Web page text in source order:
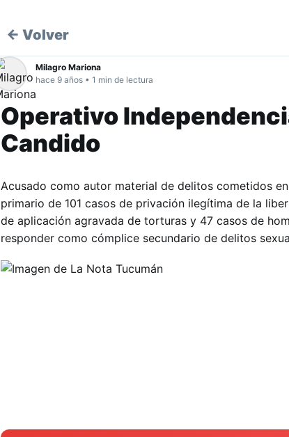
← Volver
Milagro Mariona
hace 9 años • 1 min de lectura
Operativo
Candido
Acusado como autor material de delitos cometidos
primario de 101 casos de privación ilegítima de la
de aplicación agravada de torturas y 47 casos de
responder como cómplice secundario de delitos